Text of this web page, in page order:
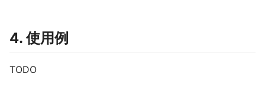
4. 使用例
TODO